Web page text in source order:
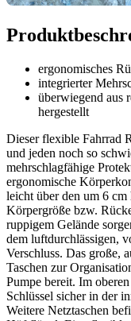
ergonomisches
integrierter
überwiegend aus
hergestellt
Dieser flexible Fahrrad
und jeden noch so
mehrschlagfähige
ergonomische
leicht über den um 6
Körpergröße bzw.
ruppigem Gelände
dem luftdurchlässigen,
Verschluss. Das große,
Taschen zur
Pumpe bereit. Im
Schlüssel sicher in der
Weitere Netztaschen